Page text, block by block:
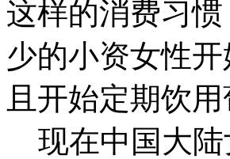
这样的消费习
少的小资女性
且开始定期饮用
现在中国大陆